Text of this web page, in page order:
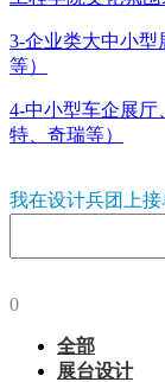
3-企业类大中小型
等）
4-中小型车企展
特、奇瑞等）
我在设计兵团上
0
全部
展台设计